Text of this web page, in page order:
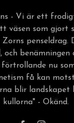
- Vi är ett
väsen som gjort
penseldrag.
benämningen
nu
få kan
blir landskapet
kullorna" - Okänd.